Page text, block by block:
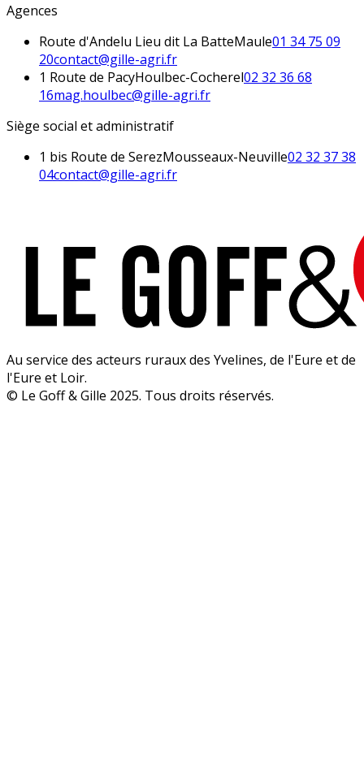
Agences
Route d'Andelu Lieu dit La BatteMaule01 34 75 09
20contact@gille-agri.fr
1 Route de PacyHoulbec-Cocherel02 32 36 68
16mag.houlbec@gille-agri.fr
Siège social et administratif
1 bis Route de SerezMousseaux-Neuville02 32 37 38
04contact@gille-agri.fr
Au service des acteurs ruraux des Yvelines, de l'Eure et de
l'Eure et Loir.
© Le Goff & Gille 2025. Tous droits réservés.